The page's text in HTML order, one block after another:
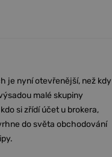
je nyní otevřenější, než kdy
malé skupiny
si zřídí účet u brokera,
do světa obchodování